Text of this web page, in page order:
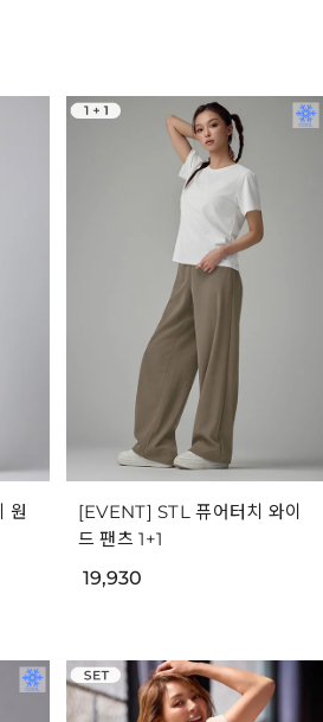
원
[EVENT] STL 퓨어터치 와이
드 팬츠 1+1
19,930